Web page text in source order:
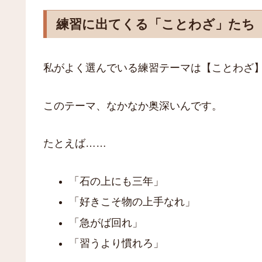
練習に出てくる「ことわざ」たち
私がよく選んでいる練習テーマは【ことわざ
このテーマ、なかなか奥深いんです。
たとえば……
「石の上にも三年」
「好きこそ物の上手なれ」
「急がば回れ」
「習うより慣れろ」